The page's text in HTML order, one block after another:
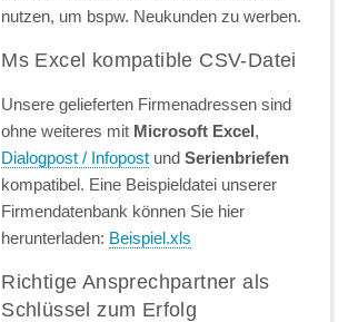
nutzen, um bspw. Neukunden zu werben.
Ms Excel kompatible CSV-Datei
Unsere gelieferten Firmenadressen sind
ohne weiteres mit Microsoft Excel,
Dialogpost / Infopost undSerienbriefen
kompatibel. Eine Beispieldatei unserer
Firmendatenbank können Sie hier
herunterladen: Beispiel.xls
Richtige Ansprechpartner als
Schlüssel zum Erfolg